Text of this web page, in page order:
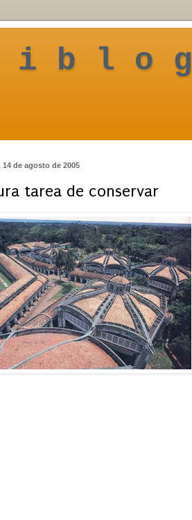
i b l o g
de agosto de 2005
tarea de conservar